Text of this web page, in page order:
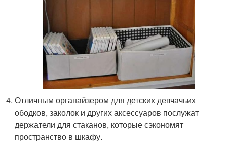
Отличным органайзером для детских девчачьих
ободков, заколок и других аксессуаров послужат
держатели для стаканов, которые сэкономят
пространство в шкафу.